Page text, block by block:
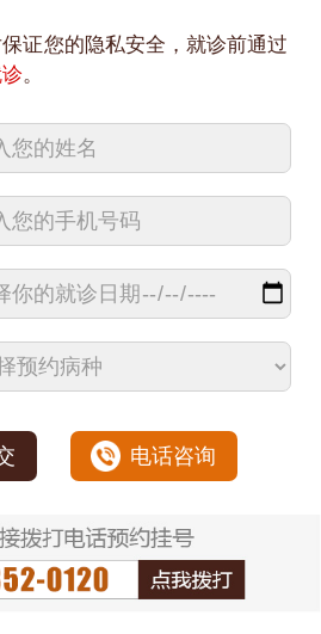
证您的隐私安全，就诊前通过
。
电话咨询